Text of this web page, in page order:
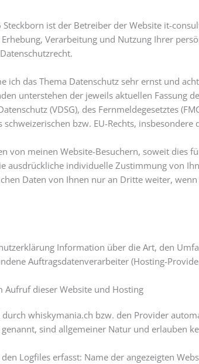
ist der Betreiber der Website it-
Verarbeitung und Nutzung Ihrer
das Thema Datenschutz sehr ernst und
unterstehen der jeweils aktuellen Fassung
(VDSG), des Fernmeldegesetztes
bzw. EU-Rechts, insbesondere
von meinen Website-Besuchern, soweit dies
ausdrückliche individuelle Zustimmung von
Daten von Ihnen nur an Dritte weiter,
Information über die Art, den
Auftragsdatenverarbeiter (Hosting-
dieser Website und Hosting
whiskymania.ch bzw. den Provider
sind allgemeiner Natur und erlauben
Logfiles erfasst: Name der angezeigten